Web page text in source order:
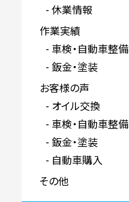
休業情報
作業実績
車検・自動車整備
鈑金・塗装
お客様の声
オイル交換
車検・自動車整備
鈑金・塗装
自動車購入
その他